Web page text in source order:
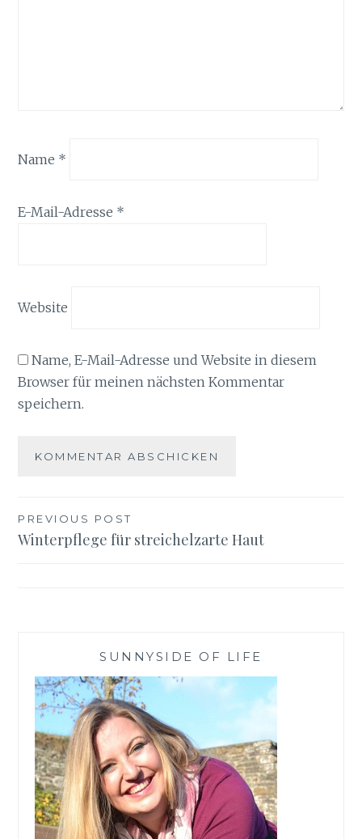
Name *
E-Mail-Adresse *
Website
Name, E-Mail-Adresse und Website in diesem
Browser für meinen nächsten Kommentar
speichern.
Beitragsnavigation
PREVIOUS POST
Winterpflege für streichelzarte Haut
SUNNYSIDE OF LIFE